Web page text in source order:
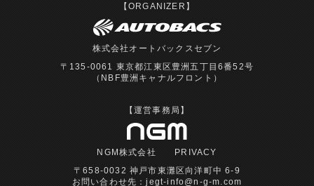
【ORGANIZER】
株式会社オートバックスセブン
〒135-0061 東京都江東区豊洲五丁目6番52号
（NBF豊洲キャナルフロント）
【運営事務局】
NGM株式会社
PRIVACY
〒658-0032 神戸市東灘区向洋町中 6-9
お問い合わせ先：jegt-info@n-g-m.com